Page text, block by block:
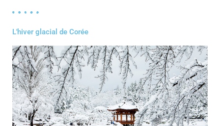
L'hiver glacial de Corée